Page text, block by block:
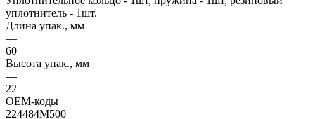
уплотнитель - 1шт.
Длина упак., мм
—
60
Высота упак., мм
—
22
OEM-коды
224484M500